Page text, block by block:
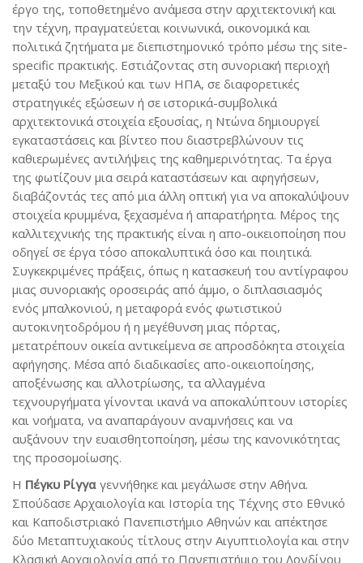
έργο της, τοποθετημένο ανάμεσα στην αρχιτεκτονική και
την τέχνη, πραγματεύεται κοινωνικά, οικονομικά και
πολιτικά ζητήματα με διεπιστημονικό τρόπο μέσω της site-
specific πρακτικής. Εστιάζοντας στη συνοριακή περιοχή
μεταξύ του Μεξικού και των ΗΠΑ, σε διαφορετικές
στρατηγικές εξώσεων ή σε ιστορικά-συμβολικά
αρχιτεκτονικά στοιχεία εξουσίας, η Ντώνα δημιουργεί
εγκαταστάσεις και βίντεο που διαστρεβλώνουν τις
καθιερωμένες αντιλήψεις της καθημερινότητας. Τα έργα
της φωτίζουν μια σειρά καταστάσεων και αφηγήσεων,
διαβάζοντάς τες από μια άλλη οπτική για να αποκαλύψουν
στοιχεία κρυμμένα, ξεχασμένα ή απαρατήρητα. Μέρος της
καλλιτεχνικής της πρακτικής είναι η απο-οικειοποίηση που
οδηγεί σε έργα τόσο αποκαλυπτικά όσο και ποιητικά.
Συγκεκριμένες πράξεις, όπως η κατασκευή του αντίγραφου
μιας συνοριακής οροσειράς από άμμο, ο διπλασιασμός
ενός μπαλκονιού, η μεταφορά ενός φωτιστικού
αυτοκινητοδρόμου ή η μεγέθυνση μιας πόρτας,
μετατρέπουν οικεία αντικείμενα σε απροσδόκητα στοιχεία
αφήγησης. Μέσα από διαδικασίες απο-οικειοποίησης,
αποξένωσης και αλλοτρίωσης, τα αλλαγμένα
τεχνουργήματα γίνονται ικανά να αποκαλύπτουν ιστορίες
και νοήματα, να αναπαράγουν αναμνήσεις και να
αυξάνουν την ευαισθητοποίηση, μέσω της κανονικότητας
της προσομοίωσης.
Η Πέγκυ Ρίγγα γεννήθηκε και μεγάλωσε στην Αθήνα.
Σπούδασε Αρχαιολογία και Ιστορία της Τέχνης στο Εθνικό
και Καποδιστριακό Πανεπιστήμιο Αθηνών και απέκτησε
δύο Μεταπτυχιακούς τίτλους στην Αιγυπτιολογία και στην
Κλασική Αρχαιολογία από το Πανεπιστήμιο του Λονδίνου